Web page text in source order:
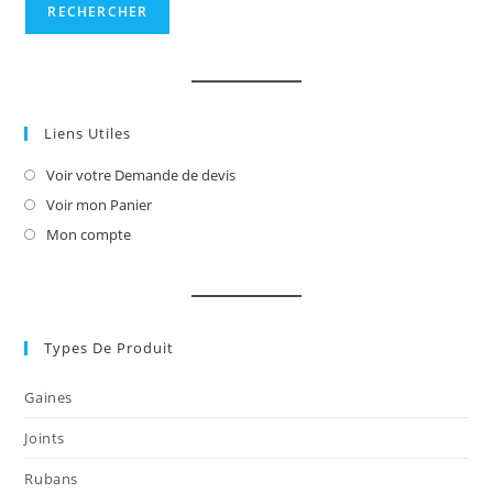
RECHERCHER
Liens Utiles
Voir votre Demande de devisS’ouvre
Voir mon PanierS’ouvre
Mon compteS’ouvre
onglet
Types De Produit
Gaines
Joints
Rubans